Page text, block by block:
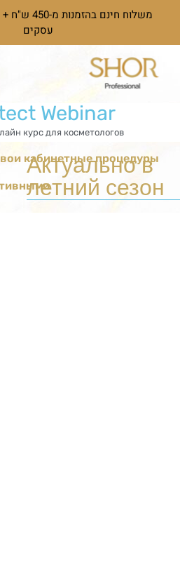
Webinar
курс для косметологов
Актуально в
летний сезон
кабинетные процедуры
עסקים